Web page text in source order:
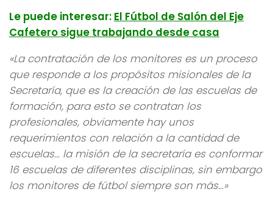
Le puede interesar: El Fútbol de Salón del Eje
Cafetero sigue trabajando desde casa
«La contratación de los monitores es un proceso
que responde a los propósitos misionales de la
Secretaría, que es la creación de las escuelas de
formación, para esto se contratan los
profesionales, obviamente hay unos
requerimientos con relación a la cantidad de
escuelas… la misión de la secretaría es conformar
16 escuelas de diferentes disciplinas, sin embargo
los monitores de fútbol siempre son más…»